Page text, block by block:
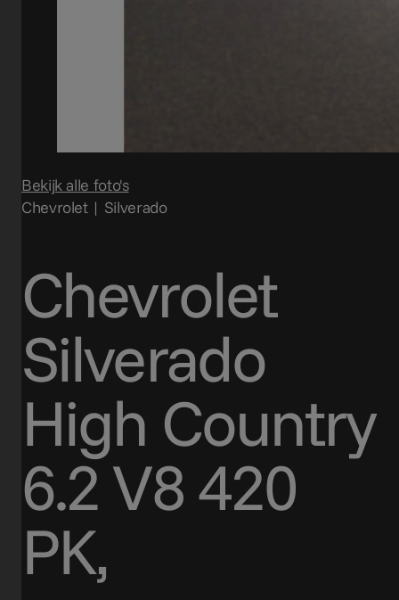
Bekijk alle foto's
Chevrolet | Silverado
Chevrolet
Silverado
High Country
6.2 V8 420
PK,